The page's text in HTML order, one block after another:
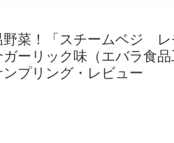
野菜！「スチームベジ レ
ーリック味（エバラ食
プリング・レビュー